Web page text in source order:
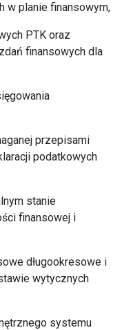
w planie finansowym,
PTK oraz
finansowych dla
przepisami
podatkowych
stanie
finansowej i
długookresowe i
wytycznych
systemu